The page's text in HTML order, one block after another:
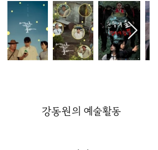
강동원의 예술활동